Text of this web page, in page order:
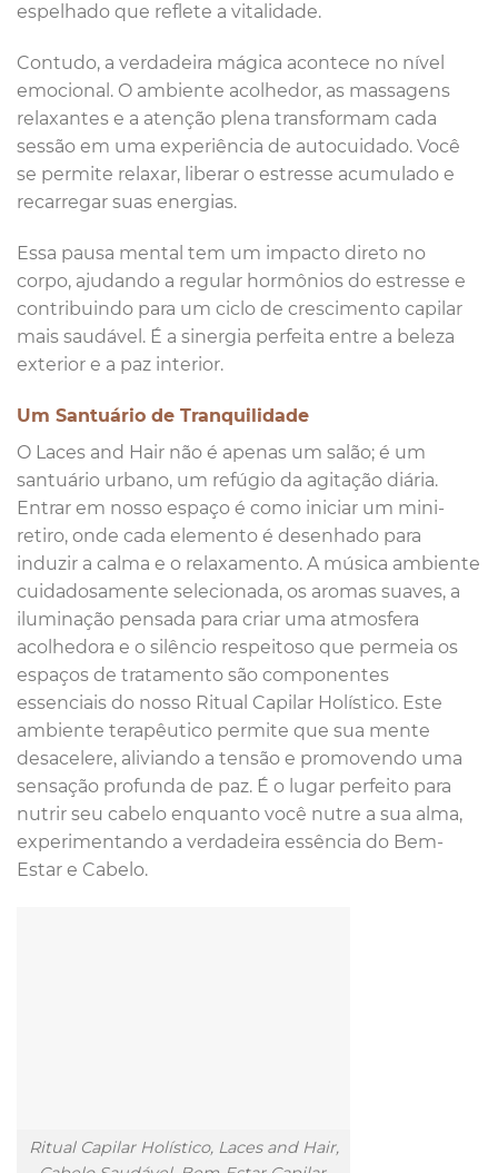
espelhado que reflete a vitalidade.
Contudo, a verdadeira mágica acontece no nível
emocional. O ambiente acolhedor, as massagens
relaxantes e a atenção plena transformam cada
sessão em uma experiência de autocuidado. Você
se permite relaxar, liberar o estresse acumulado e
recarregar suas energias.
Essa pausa mental tem um impacto direto no
corpo, ajudando a regular hormônios do estresse e
contribuindo para um ciclo de crescimento capilar
mais saudável. É a sinergia perfeita entre a beleza
exterior e a paz interior.
Um Santuário de Tranquilidade
O Laces and Hair não é apenas um salão; é um
santuário urbano, um refúgio da agitação diária.
Entrar em nosso espaço é como iniciar um mini-
retiro, onde cada elemento é desenhado para
induzir a calma e o relaxamento. A música ambiente
cuidadosamente selecionada, os aromas suaves, a
iluminação pensada para criar uma atmosfera
acolhedora e o silêncio respeitoso que permeia os
espaços de tratamento são componentes
essenciais do nosso Ritual Capilar Holístico. Este
ambiente terapêutico permite que sua mente
desacelere, aliviando a tensão e promovendo uma
sensação profunda de paz. É o lugar perfeito para
nutrir seu cabelo enquanto você nutre a sua alma,
experimentando a verdadeira essência do Bem-
Estar e Cabelo.
Ritual Capilar Holístico, Laces and Hair,